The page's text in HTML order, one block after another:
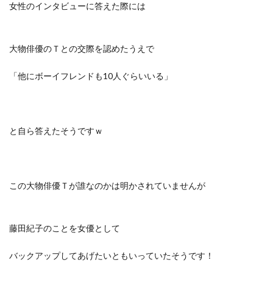
女性のインタビューに答えた際には
大物俳優のＴとの交際を認めたうえで
「他にボーイフレンドも10人ぐらいいる」
と自ら答えたそうですｗ
この大物俳優Ｔが誰なのかは明かされていませんが
藤田紀子のことを女優として
バックアップしてあげたいともいっていたそうです！